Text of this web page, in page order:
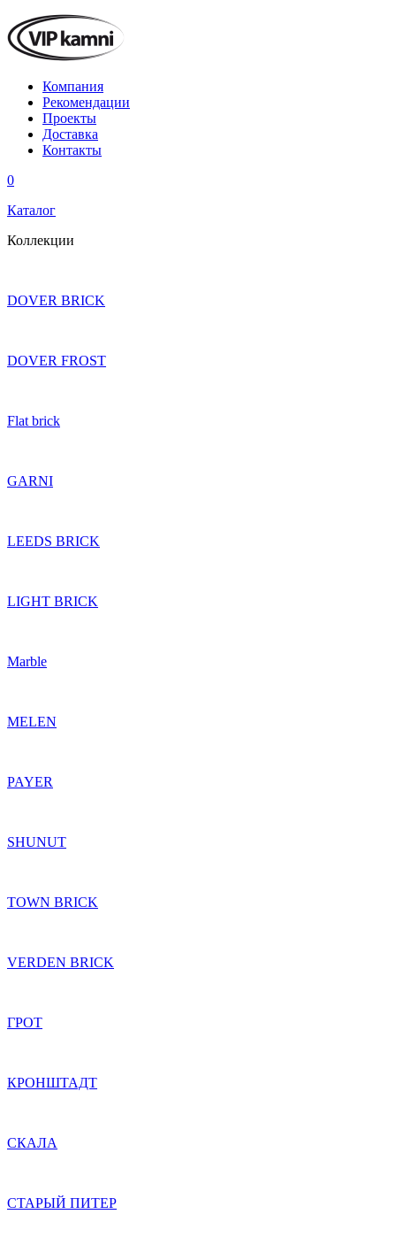
Компания
Рекомендации
Проекты
Доставка
Контакты
0
Каталог
Коллекции
DOVER BRICK
DOVER FROST
Flat brick
GARNI
LEEDS BRICK
LIGHT BRICK
Marble
MELEN
PAYER
SHUNUT
TOWN BRICK
VERDEN BRICK
ГРОТ
КРОНШТАДТ
СКАЛА
СТАРЫЙ ПИТЕР